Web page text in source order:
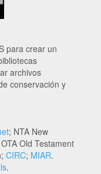
para crear un
archivos
conservación y
; NTA New
Old Testament
CIRC; MIAR.
.